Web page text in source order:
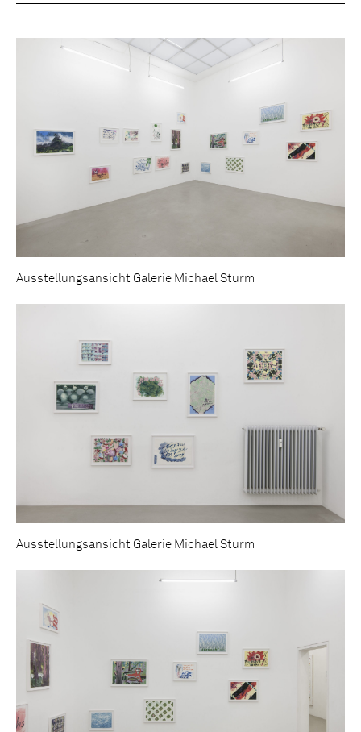
Ausstellungsansicht Galerie Michael Sturm
Ausstellungsansicht Galerie Michael Sturm